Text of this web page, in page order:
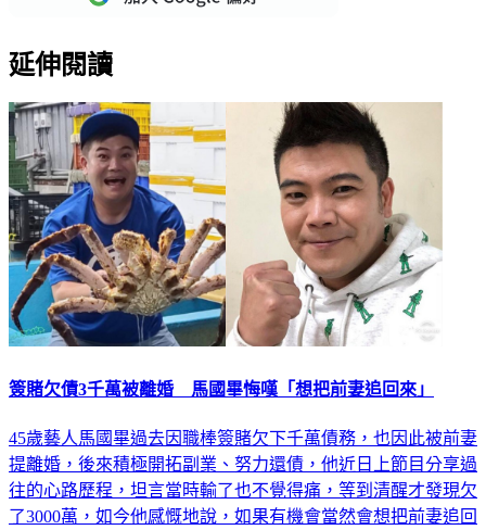
延伸閱讀
簽賭欠債3千萬被離婚 馬國畢悔嘆「想把前妻追回來」
45歲藝人馬國畢過去因職棒簽賭欠下千萬債務，也因此被前妻
提離婚，後來積極開拓副業、努力還債，他近日上節目分享過
往的心路歷程，坦言當時輸了也不覺得痛，等到清醒才發現欠
了3000萬，如今他感慨地說，如果有機會當然會想把前妻追回